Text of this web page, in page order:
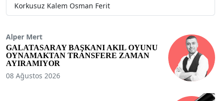
Korkusuz Kalem Osman Ferit
Alper Mert
GALATASARAY BAŞKANI AKIL OYUNU
OYNAMAKTAN TRANSFERE ZAMAN
AYIRAMIYOR
08 Ağustos 2026